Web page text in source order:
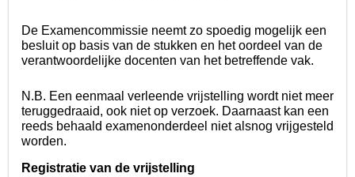
De Examencommissie neemt zo spoedig mogelijk een
besluit op basis van de stukken en het oordeel van de
verantwoordelijke docenten van het betreffende vak.
N.B. Een eenmaal verleende vrijstelling wordt niet meer
teruggedraaid, ook niet op verzoek. Daarnaast kan een
reeds behaald examenonderdeel niet alsnog vrijgesteld
worden.
Registratie van de vrijstelling